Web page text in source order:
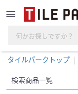
menu
タイルパークトップ
検索商品一覧